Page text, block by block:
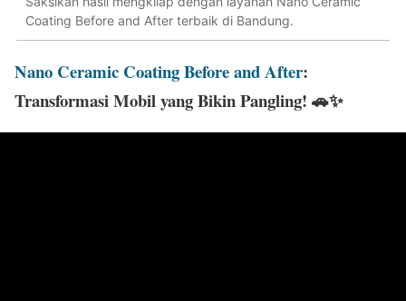
Coating Before and After terbaik di Bandung.
Nano Ceramic Coating Before and After:
Transformasi Mobil yang Bikin Pangling! 🚗✨